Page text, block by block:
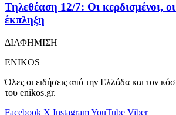
Τηλεθέαση 12/7: Οι κερδισμένοι,
έκπληξη
ΔΙΑΦΗΜΙΣΗ
ENIKOS
Όλες οι ειδήσεις από την Ελλάδα και τον
του enikos.gr.
Facebook X InstagramYouTube Viber